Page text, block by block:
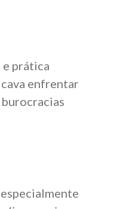
e prática
enfrentar